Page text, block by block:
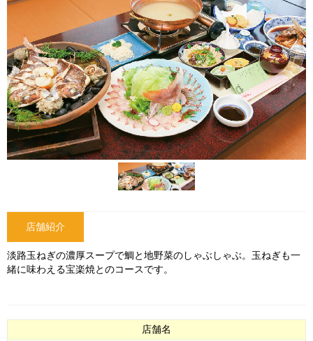
店舗紹介
淡路玉ねぎの濃厚スープで鯛と地野菜のしゃぶしゃぶ。玉ねぎも一
緒に味わえる宝楽焼とのコースです。
店舗名